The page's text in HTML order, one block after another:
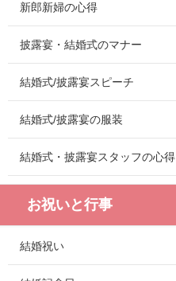
新郎新婦の心得
披露宴・結婚式のマナー
結婚式/披露宴スピーチ
結婚式/披露宴の服装
結婚式・披露宴スタッフの心得
お祝いと行事
結婚祝い